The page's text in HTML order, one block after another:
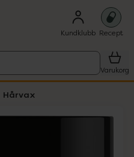
Kundklubb Recept
Varukorg
Hårvax